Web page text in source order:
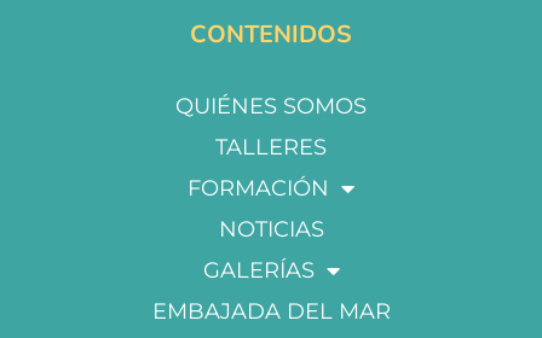
CONTENIDOS
QUIÉNES SOMOS
TALLERES
FORMACIÓN
NOTICIAS
GALERÍAS
EMBAJADA DEL MAR